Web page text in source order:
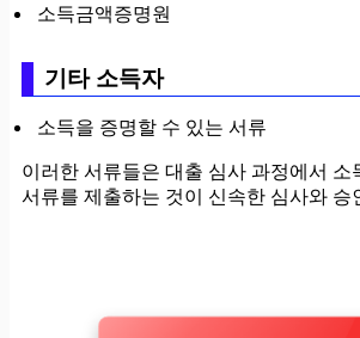
소득금액증명원
기타 소득자
소득을 증명할 수 있는 서류
이러한 서류들은 대출 심사 과정에서
서류를 제출하는 것이 신속한 심사와 승